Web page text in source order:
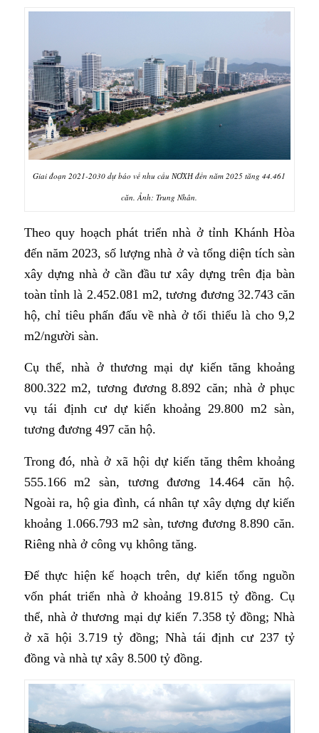
Giai đoạn 2021-2030 dự báo về nhu cầu NƠXHđến năm 2025 tăng 44.461
căn. Ảnh: Trung Nhân.
Theo quy hoạch phát triển nhà ở tỉnh Khánh Hòa
đến năm 2023, số lượng nhà ở và tổng diện tích sàn
xây dựng nhà ở cần đầu tư xây dựng trên địa bàn
toàn tỉnh là 2.452.081 m2, tương đương 32.743 căn
hộ, chỉ tiêu phấn đấu về nhà ở tối thiểu là cho 9,2
m2/người sàn.
Cụ thể, nhà ở thương mại dự kiến tăng khoảng
800.322 m2, tương đương 8.892 căn; nhà ở phục
vụ tái định cư dự kiến khoảng 29.800 m2 sàn,
tương đương 497 căn hộ.
Trong đó, nhà ở xã hội dự kiến tăng thêm khoảng
555.166 m2 sàn, tương đương 14.464 căn hộ.
Ngoài ra, hộ gia đình, cá nhân tự xây dựng dự kiến
khoảng 1.066.793 m2 sàn, tương đương 8.890 căn.
Riêng nhà ở công vụ không tăng.
Để thực hiện kế hoạch trên, dự kiến tổng nguồn
vốn phát triển nhà ở khoảng 19.815 tỷ đồng. Cụ
thể, nhà ở thương mại dự kiến 7.358 tỷ đồng;Nhà
ở xã hội 3.719 tỷ đồng; Nhà tái định cư 237 tỷ
đồng và nhà tự xây 8.500 tỷ đồng.